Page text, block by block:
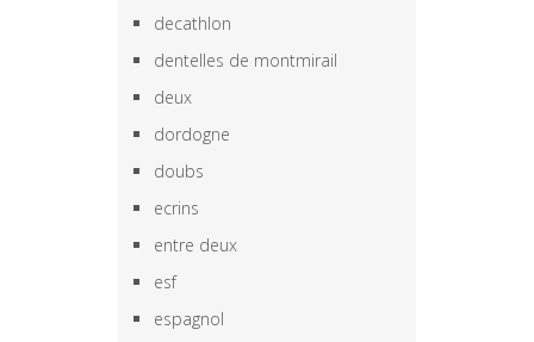
decathlon
dentelles de montmirail
deux
dordogne
doubs
ecrins
entre deux
esf
espagnol